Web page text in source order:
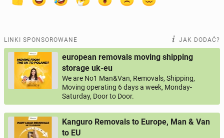
LINKI SPONSOROWANE JAK DODAĆ?
european removals moving shipping
storage uk-eu
We are No1 Man&Van, Removals, Shipping,
Moving operating 6 days a week, Monday-
Saturday, Door to Door.
Kanguro Removals to Europe, Man & Van
to EU